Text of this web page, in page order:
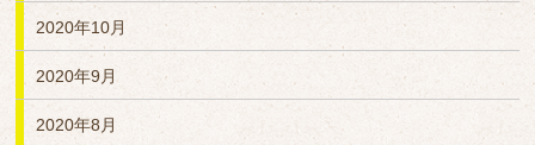
2020年10月
2020年9月
2020年8月